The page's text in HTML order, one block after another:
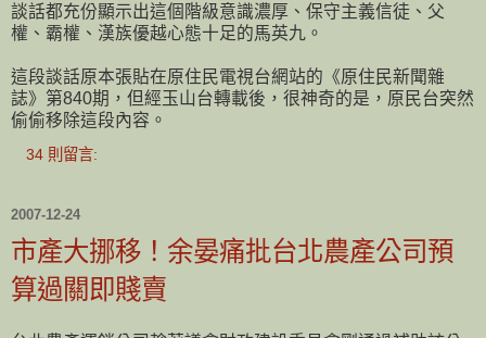
談話都充份顯示出這個階級意識濃厚、保守主義信徒、父
權、霸權、漢族優越心態十足的馬英九。
這段談話原本張貼在原住民電視台網站的《原住民新聞雜
誌》第840期，但經玉山台轉載後，很神奇的是，原民台突然
偷偷移除這段內容。
34 則留言:
2007-12-24
市產大挪移！余晏痛批台北農產公司預
算過關即賤賣